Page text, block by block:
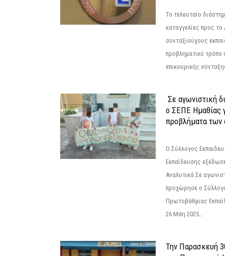
Το τελευταίο
καταγγελίες προς
συνταξιούχους
προβληματικό τρόπο
επικουρικής
Σε αγωνιστική
ο ΣΕΠΕ Ημαθίας
προβλήματα των
Ο Σύλλογος
Εκπαίδευσης
Αναλυτικά Σε
προχώρησε ο
Πρωτοβάθμιας
26 Μάη 2025...
Την Παρασκευή